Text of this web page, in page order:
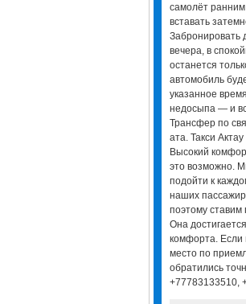
самолёт
вставать
Забронировать
вечера, в
останется
автомобиль
указанное
недосыпа — и
Трансфер по
ата. Такси
Высокий
это возможно.
подойти к
наших
поэтому ставим
Она
комфорта. Если
место по
обратились
+77783133510,